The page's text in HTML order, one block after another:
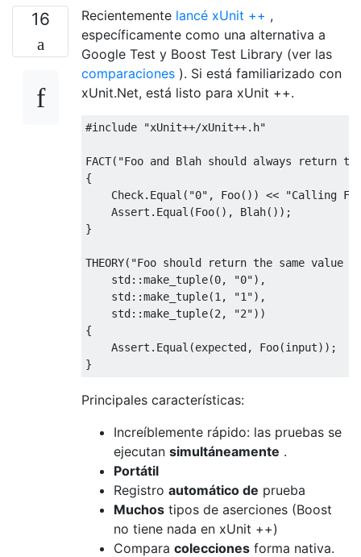
16 Recientemente lancé xUnit ++ ,
específicamente como una alternativa a
Google Test y Boost Test Library (ver las
comparaciones ). Si está familiarizado con
xUnit.Net, está listo para xUnit ++.
#include "xUnit++/xUnit++.h"
FACT( "Foo and Blah should always return
{
Check. Equal ( "0" , Foo()) <<
"Calling
Assert . Equal (Foo(), Blah());
}
THEORY( "Foo should return the same
    std
::make_tuple(0, "0"),
    std
::make_tuple(1 , "1"),
    std
::make_tuple(2 , "2"))
{
Assert . Equal (expected, Foo(input));
}
Principales características:
Increíblemente rápido: las pruebas se
ejecutan simultáneamente .
Portátil
Registro automático de prueba
Muchos tipos de aserciones (Boost
no tiene nada en xUnit ++)
Compara colecciones forma nativa.